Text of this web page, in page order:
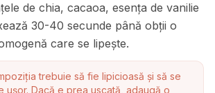
de chia, cacaoa, esența de vanilie
30-40 secunde până obții o
care se lipește.
trebuie să fie lipicioasă și să se
ușor. Dacă e prea uscată, adaugă o